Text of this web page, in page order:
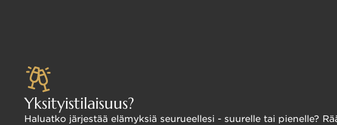
Yksityistilaisuus?
Haluatko järjestää elämyksiä seurueellesi - suurelle tai pienelle?